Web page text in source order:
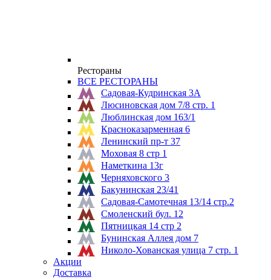
Рестораны
ВСЕ РЕСТОРАНЫ
Садовая-Кудринская 3А
Люсиновская дом 7/8 стр. 1
Люблинская дом 163/1
Красноказарменная 6
Ленинский пр-т 37
Моховая 8 стр 1
Наметкина 13г
Черняховского 3
Бакунинская 23/41
Садовая-Самотечная 13/14 стр.2
Смоленский бул. 12
Пятницкая 14 стр 2
Бунинская Аллея дом 7
Николо-Хованская улица 7 стр. 1
Акции
Доставка